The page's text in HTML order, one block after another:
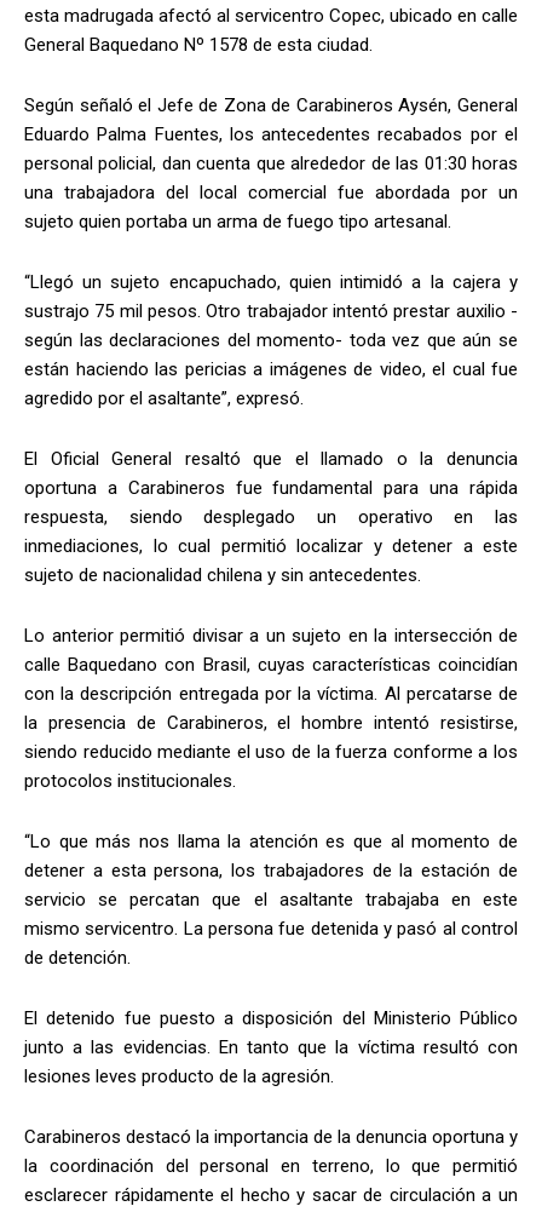
esta madrugada afectó al servicentro Copec, ubicado en calle
General Baquedano Nº 1578 de esta ciudad.
Según señaló el Jefe de Zona de Carabineros Aysén, General
Eduardo Palma Fuentes, los antecedentes recabados por el
personal policial, dan cuenta que alrededor de las 01:30 horas
una trabajadora del local comercial fue abordada por un
sujeto quien portaba un arma de fuego tipo artesanal.
“Llegó un sujeto encapuchado, quien intimidó a la cajera y
sustrajo 75 mil pesos. Otro trabajador intentó prestar auxilio -
según las declaraciones del momento- toda vez que aún se
están haciendo las pericias a imágenes de video, el cual fue
agredido por el asaltante”, expresó.
El Oficial General resaltó que el llamado o la denuncia
oportuna a Carabineros fue fundamental para una rápida
respuesta, siendo desplegado un operativo en las
inmediaciones, lo cual permitió localizar y detener a este
sujeto de nacionalidad chilena y sin antecedentes.
Lo anterior permitió divisar a un sujeto en la intersección de
calle Baquedano con Brasil, cuyas características coincidían
con la descripción entregada por la víctima. Al percatarse de
la presencia de Carabineros, el hombre intentó resistirse,
siendo reducido mediante el uso de la fuerza conforme a los
protocolos institucionales.
“Lo que más nos llama la atención es que al momento de
detener a esta persona, los trabajadores de la estación de
servicio se percatan que el asaltante trabajaba en este
mismo servicentro. La persona fue detenida y pasó al control
de detención.
El detenido fue puesto a disposición del Ministerio Público
junto a las evidencias. En tanto que la víctima resultó con
lesiones leves producto de la agresión.
Carabineros destacó la importancia de la denuncia oportuna y
la coordinación del personal en terreno, lo que permitió
esclarecer rápidamente el hecho y sacar de circulación a un